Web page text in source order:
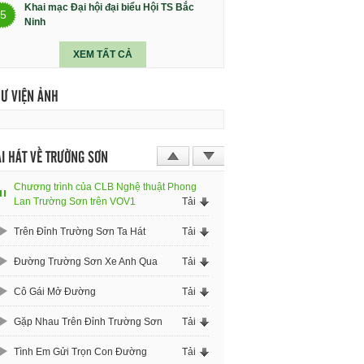
5
Khai mạc Đại hội đại biểu Hội TS Bắc
Ninh
XEM TẤT CẢ
VIỆN ẢNH
HÁT VỀ TRƯỜNG SƠN
Chương trình của CLB Nghệ thuật Phong
Lan Trường Sơn trên VOV1
Tải
Trên Đỉnh Trường Sơn Ta Hát Tải
Đường Trường Sơn Xe Anh Qua Tải
Cô Gái Mở Đường Tải
Gặp Nhau Trên Đỉnh Trường Sơn Tải
Tình Em Gửi Trọn Con Đường Tải